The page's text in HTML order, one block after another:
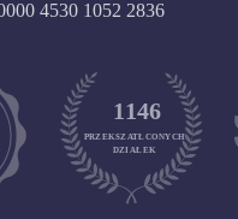
4530 1052 2836
1146
PRZEKSZATŁCONYCH
DZIAŁEK